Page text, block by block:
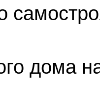
дома